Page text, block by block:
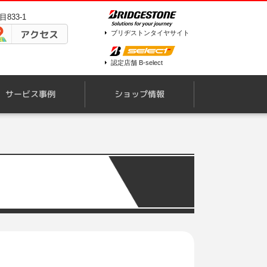
833-1
アクセス ブリヂストンタイヤサイト
認定店舗 B-select
サービス事例 ショップ情報